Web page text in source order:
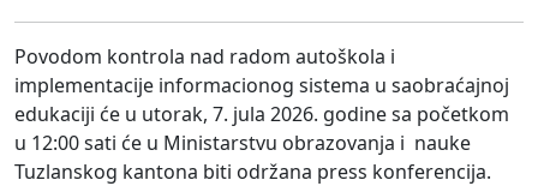
Povodom kontrola nad radom autoškola i
implementacije informacionog sistema u saobraćajnoj
edukaciji će u utorak, 7. jula 2026. godine sa početkom
u 12:00 sati će u Ministarstvu obrazovanja i nauke
Tuzlanskog kantona biti održana press konferencija.